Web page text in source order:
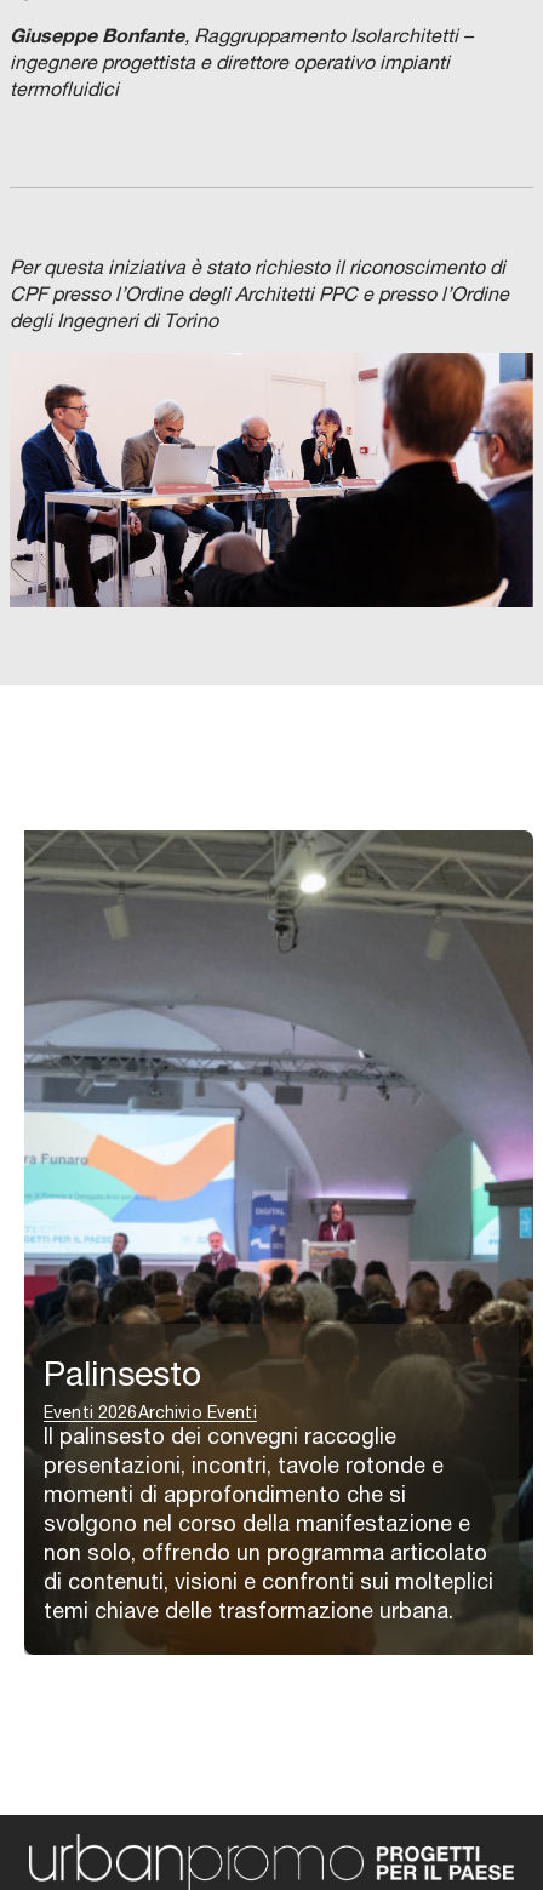
Giuseppe Bonfante, Raggruppamento Isolarchitetti –
ingegnere progettista e direttore operativo impianti
termofluidici
Per questa iniziativa è stato richiesto il riconoscimento di
CPF presso l’Ordine degli Architetti PPC e presso l’Ordine
degli Ingegneri di Torino
Palinsesto
Eventi 2026Archivio Eventi
Il palinsesto dei convegni raccoglie
presentazioni, incontri, tavole rotonde e
momenti di approfondimento che si
svolgono nel corso della manifestazione e
non solo, offrendo un programma articolato
di contenuti, visioni e confronti sui molteplici
temi chiave delle trasformazione urbana.